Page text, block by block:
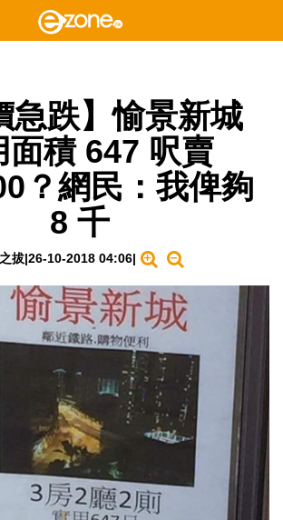
急跌】愉景新城
面積 647 呎賣
？網民：我俾夠
8 千
拔|26-10-2018 04:06|